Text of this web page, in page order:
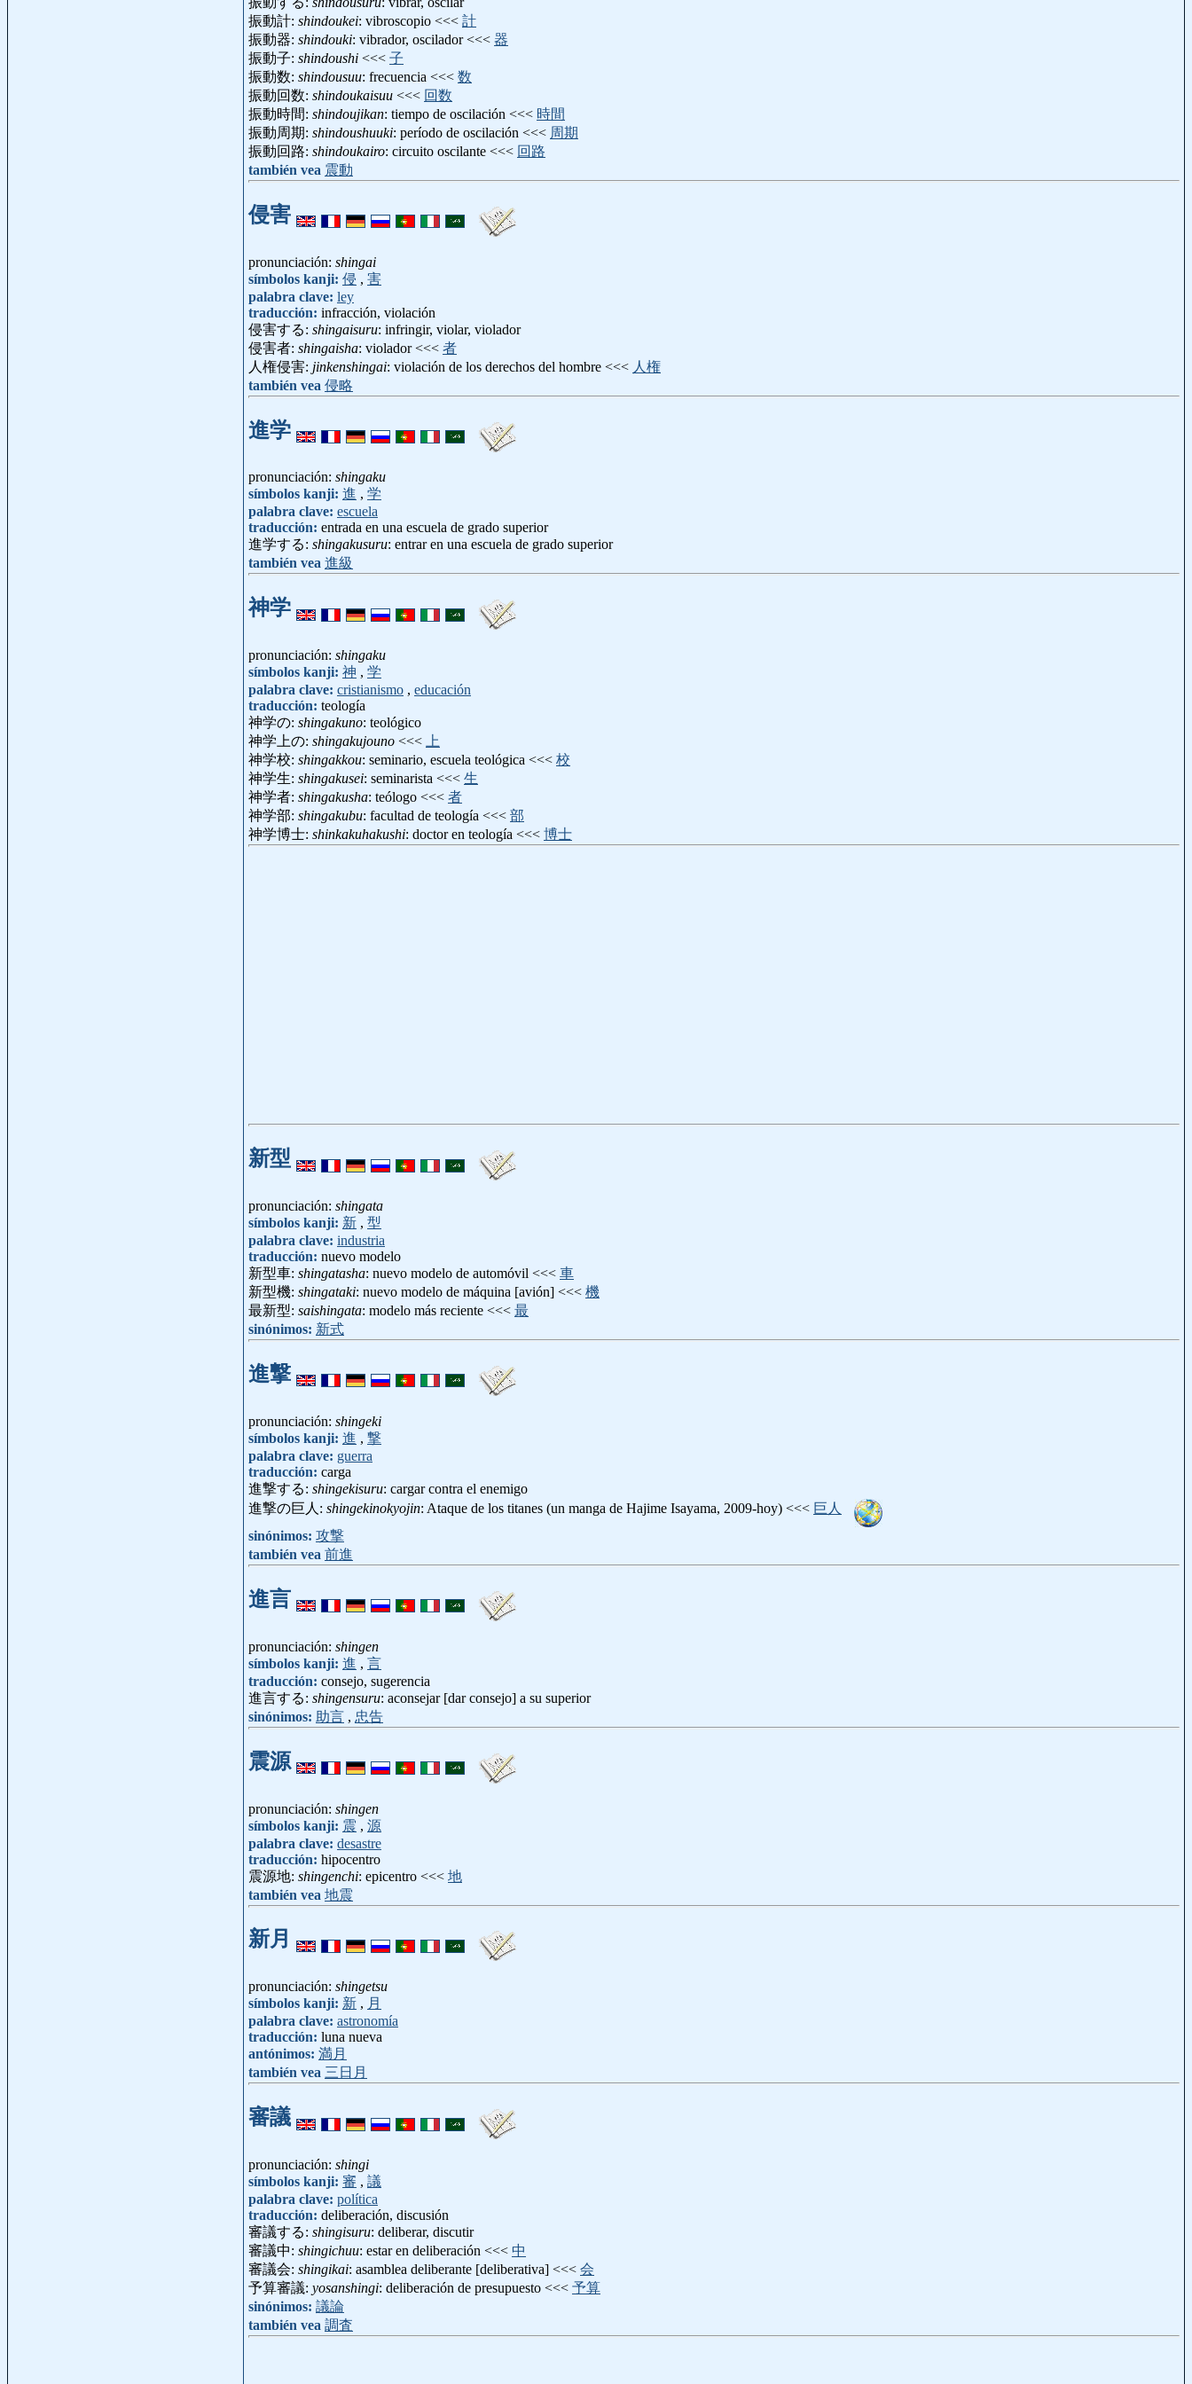
振動計: shindoukei: vibroscopio <<< 計
振動器: shindouki: vibrador, oscilador <<< 器
振動子: shindoushi <<< 子
振動数: shindousuu: frecuencia <<< 数
振動回数: shindoukaisuu <<< 回数
振動時間: shindoujikan: tiempo de oscilación <<< 時間
振動周期: shindoushuuki: período de oscilación <<< 周期
振動回路: shindoukairo: circuito oscilante <<< 回路
también vea 震動
侵害
pronunciación: shingai
símbolos kanji: 侵 , 害
palabra clave: ley
traducción: infracción, violación
侵害する: shingaisuru: infringir, violar, violador
侵害者: shingaisha: violador <<< 者
人権侵害: jinkenshingai: violación de los derechos del hombre <<< 人権
también vea 侵略
進学
pronunciación: shingaku
símbolos kanji: 進 , 学
palabra clave: escuela
traducción: entrada en una escuela de grado superior
進学する: shingakusuru: entrar en una escuela de grado superior
también vea 進級
神学
pronunciación: shingaku
símbolos kanji: 神 , 学
palabra clave: cristianismo , educación
traducción: teología
神学の: shingakuno: teológico
神学上の: shingakujouno <<<
上
神学校: shingakkou: seminario, escuela teológica <<< 校
神学生: shingakusei: seminarista <<< 生
神学者: shingakusha: teólogo <<< 者
神学部: shingakubu: facultad de teología <<< 部
神学博士: shinkakuhakushi: doctor en teología <<< 博士
新型
pronunciación: shingata
símbolos kanji: 新 , 型
palabra clave: industria
traducción: nuevo modelo
新型車: shingatasha: nuevo modelo de automóvil <<< 車
新型機: shingataki: nuevo modelo de máquina [avión] <<< 機
最新型: saishingata: modelo más reciente <<< 最
sinónimos: 新式
進撃
pronunciación: shingeki
símbolos kanji: 進 , 撃
palabra clave: guerra
traducción: carga
進撃する: shingekisuru: cargar contra el enemigo
進撃の巨人: shingekinokyojin: Ataque de los titanes (un manga de Hajime Isayama, 2009-hoy) <<< 巨人
sinónimos: 攻撃
también vea 前進
進言
pronunciación: shingen
símbolos kanji: 進 , 言
traducción: consejo, sugerencia
進言する: shingensuru: aconsejar [dar consejo] a su superior
sinónimos: 助言 , 忠告
震源
pronunciación: shingen
símbolos kanji: 震 , 源
palabra clave: desastre
traducción: hipocentro
震源地: shingenchi: epicentro <<< 地
también vea 地震
新月
pronunciación: shingetsu
símbolos kanji: 新 , 月
palabra clave: astronomía
traducción: luna nueva
antónimos: 満月
también vea 三日月
審議
pronunciación: shingi
símbolos kanji: 審 , 議
palabra clave: política
traducción: deliberación, discusión
審議する: shingisuru: deliberar, discutir
審議中: shingichuu: estar en deliberación <<< 中
審議会: shingikai: asamblea deliberante [deliberativa] <<< 会
予算審議: yosanshingi: deliberación de presupuesto <<< 予算
sinónimos: 議論
también vea 調査